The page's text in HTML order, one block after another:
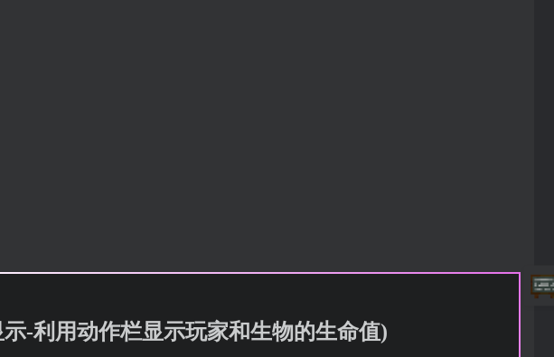
-利用动作栏显示玩家和生物的生命值)